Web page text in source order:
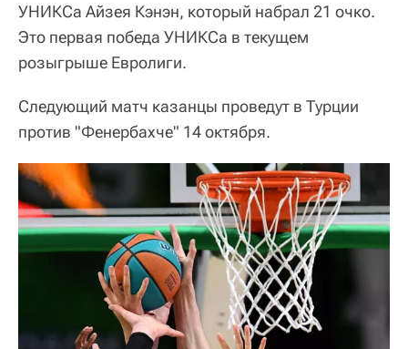
УНИКСа Айзея Кэнэн, который набрал 21 очко.
Это первая победа УНИКСа в текущем
розыгрыше Евролиги.
Следующий матч казанцы проведут в Турции
против "Фенербахче" 14 октября.